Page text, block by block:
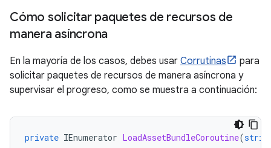
Cómo solicitar paquetes de recursos de
manera asíncrona
En la mayoría de los casos, debes usar Corrutinas
para
solicitar paquetes de recursos de manera asíncrona y
supervisar el progreso, como se muestra a continuación:
private IEnumerator LoadAssetBundleCoroutine(